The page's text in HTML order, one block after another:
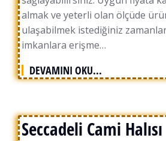
almak ve yeterli olan ölçüde
ulaşabilmek istediğiniz
imkanlara erişme…
DEVAMINI OKU...
Seccadeli Cami Halısı